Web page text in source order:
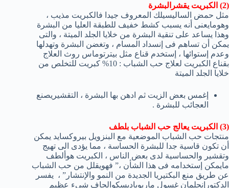
(2) الكبريت يقشرالبشرة
مثل حمض الساليسيلك المعروف جيدا فالكبريت مذيب ،
وهومايعنى أنه يسبب كشط خفيف للطبقة العليا من البشرة
وهذا يساعد على تنقية البشرة من خلايا الجلد الميتة ، والتى
يمكن أن تساهم فى إنسداد المسام ، وتغضن البشرة وتهدلها
وعدم إستوائها ، إستخدم قناع مثل بيترتوماس روث العلاج
بقناع الكبريت لعلاج حب الشباب : 10% كبريت للتخلص من
خلايا الجلد الميتة
إغمس بعض الزيت ثم ادهن بها البشرة ، التقشيريصنع
العجائب للبشرة .
(3) الكبريت يعالج حب الشباب بلطف
منتجات حب الشباب الموضعية مع البنزويل بيروكسايد يمكن
أن تكون قاسية جدا للبشرة الحساسة ، مما يؤدى الى تهيج
وتقشير والحساسية لدى بعض الناس ، الكبريت هوألطف
مايمكن إستخدامه فى هذا الشأن ،” فهويقلل من حب الشباب
عن طريق منع البكتيريا الجديدة من النمو والإنتشار” ، يفسر
الدكتورإنجلمان غسول ماريوباديسكوالجاف شىء عظيم